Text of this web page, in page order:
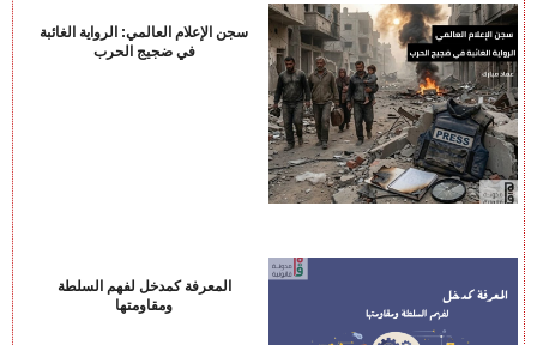
سجن الإعلام العالمي: الرواية الغائبة
في ضجيج الحرب
المعرفة كمدخل لفهم السلطة
ومقاومتها